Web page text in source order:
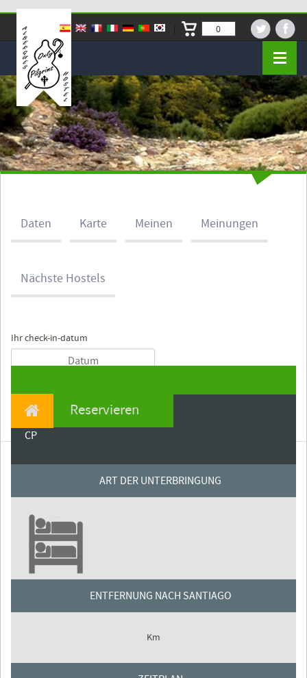
0
Daten Karte Meinen Meinungen
Nächste Hostels
Ihr check-in-datum
Reservieren
CP
ART DER UNTERBRINGUNG
ENTFERNUNG NACH SANTIAGO
Km